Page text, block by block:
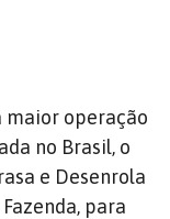
maior operação
no Brasil, o
e Desenrola
para